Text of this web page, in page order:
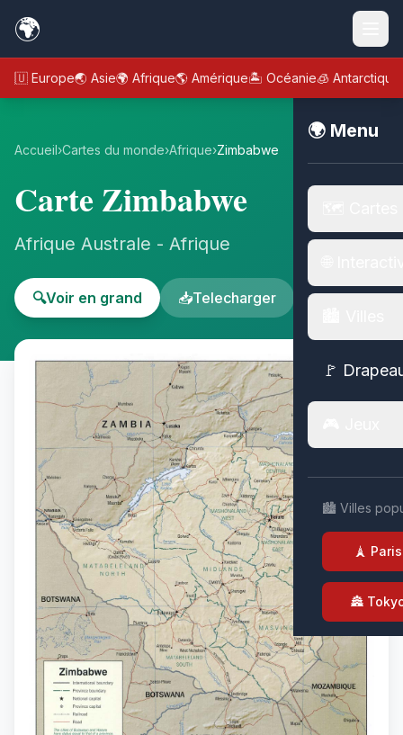
🌍
🇪🇺 Europe🌏 Asie🌍 Afrique🌎 Amérique🏝️ Océanie🧊 Antarctique
🌍 Menu
🚩
🏙️ Villes
🗼 Paris
🏯
Accueil›Cartes du monde›Afrique›Zimbabwe
Carte Zimbabwe
Afrique Australe - Afrique
🔍Voir en grand 📥Telecharger